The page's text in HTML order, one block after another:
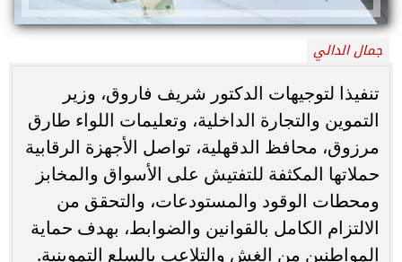
جمال الدالي
تنفيذا لتوجيهات الدكتور شريف فاروق، وزير
التموين والتجارة الداخلية، وتعليمات اللواء طارق
مرزوق، محافظ الدقهلية، تواصل الأجهزة الرقابية
حملاتها المكثفة للتفتيش على الأسواق والمخابز
ومحطات الوقود والمستودعات، والتحقق من
الالتزام الكامل بالقوانين والضوابط، بهدف حماية
المواطنين من الغش والتلاعب بالسلع التموينية.